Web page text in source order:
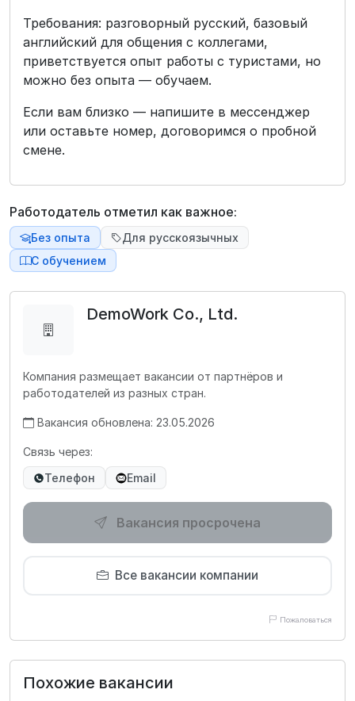
Требования: разговорный русский, базовый
английский для общения с коллегами,
приветствуется опыт работы с туристами, но
можно без опыта — обучаем.
Если вам близко — напишите в мессенджер
или оставьте номер, договоримся о пробной
смене.
Работодатель отметил как важное:
Без опыта
Для русскоязычных
С обучением
DemoWork Co., Ltd.
Компания размещает вакансии от партнёров и
работодателей из разных стран.
Вакансия обновлена: 23.05.2026
Связь через:
Телефон
Email
Вакансия просрочена
Все вакансии компании
Пожаловаться
Похожие вакансии